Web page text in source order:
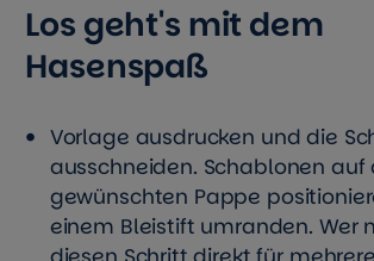
Los geht's mit dem
Hasenspaß
Vorlage ausdrucken und die
ausschneiden. Schablonen auf
gewünschten Pappe
einem Bleistift umranden. Wer